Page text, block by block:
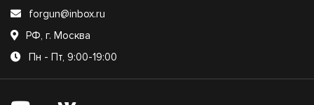
forgun@inbox.ru
РФ, г. Москва
Пн - Пт, 9:00-19:00